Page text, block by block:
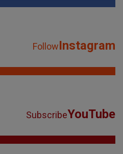
FollowInstagram
SubscribeYouTube